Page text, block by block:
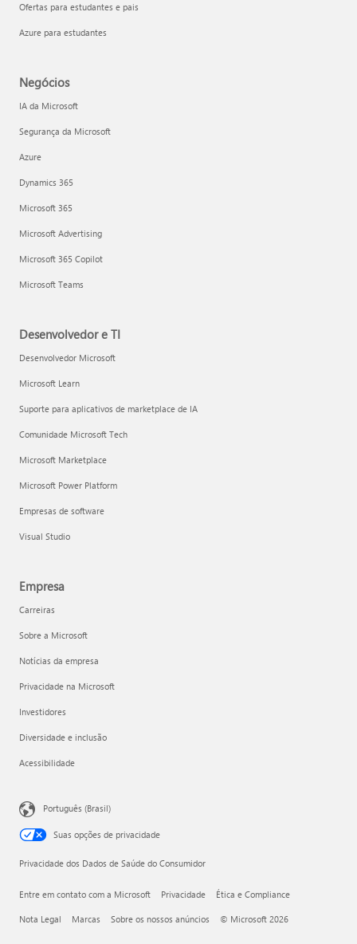
Ofertas para estudantes e pais
Azure para estudantes
Negócios
IA da Microsoft
Segurança da Microsoft
Azure
Dynamics 365
Microsoft 365
Microsoft Advertising
Microsoft 365 Copilot
Microsoft Teams
Desenvolvedor e TI
Desenvolvedor Microsoft
Microsoft Learn
Suporte para aplicativos de marketplace de IA
Comunidade Microsoft Tech
Microsoft Marketplace
Microsoft Power Platform
Empresas de software
Visual Studio
Empresa
Carreiras
Sobre a Microsoft
Notícias da empresa
Privacidade na Microsoft
Investidores
Diversidade e inclusão
Acessibilidade
Português (Brasil)
Suas opções de privacidade
Privacidade dos Dados de Saúde do Consumidor
Entre em contato com a Microsoft Privacidade Ética e Compliance
Nota Legal Marcas Sobre os nossos anúncios © Microsoft 2026